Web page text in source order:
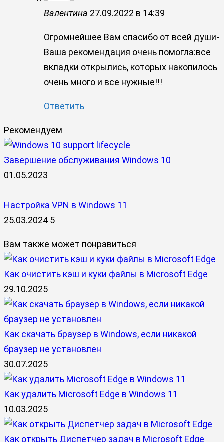
Валентина 27.09.2022 в 14:39
Огромнейшее Вам спасибо от всей души-
Ваша рекомендация очень помогла:все
вкладки открылись, которых накопилось
очень много и все нужные!!!
Ответить
Рекомендуем
Завершение обслуживания Windows 10
01.05.2023
Настройка VPN в Windows 11
25.03.2024 5
Вам также может понравиться
Как очистить кэш и куки файлы в Microsoft Edge
29.10.2025
Как скачать браузер в Windows, если никакой
браузер не установлен
30.07.2025
Как удалить Microsoft Edge в Windows 11
10.03.2025
Как открыть Диспетчер задач в Microsoft Edge